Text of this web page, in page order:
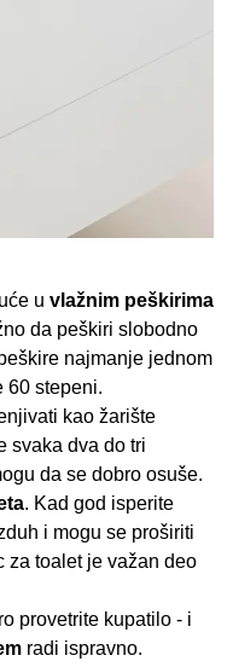
u vlažnim peškirima
da peškiri slobodno
najmanje jednom
60 stepeni.
kao žarište
svaka dva do tri
da se dobro osuše.
. Kad god isperite
i mogu se proširiti
za toalet je važan deo
provetrite kupatilo - i
radi ispravno.